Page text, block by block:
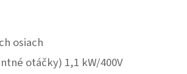
osiach
otáčky) 1,1 kW/400V